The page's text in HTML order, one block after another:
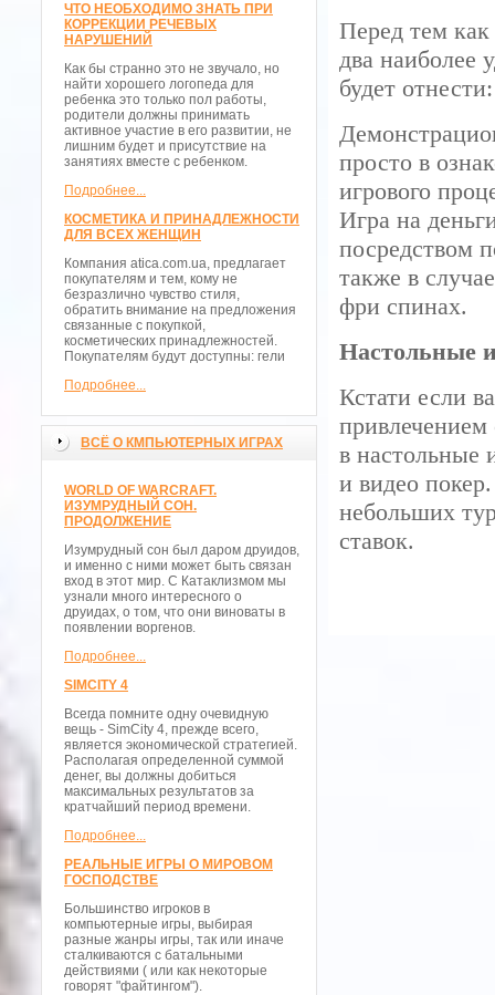
ЧТО НЕОБХОДИМО ЗНАТЬ ПРИ
КОРРЕКЦИИ РЕЧЕВЫХ
НАРУШЕНИЙ
Как бы странно это не звучало, но
найти хорошего логопеда для
ребенка это только пол работы,
родители должны принимать
активное участие в его развитии, не
лишним будет и присутствие на
занятиях вместе с ребенком.
Подробнее...
КОСМЕТИКА И ПРИНАДЛЕЖНОСТИ
ДЛЯ ВСЕХ ЖЕНЩИН
Компания atica.com.ua, предлагает
покупателям и тем, кому не
безразлично чувство стиля,
обратить внимание на предложения
связанные с покупкой,
косметических принадлежностей.
Покупателям будут доступны: гели
Подробнее...
ВСЁ О КМПЬЮТЕРНЫХ ИГРАХ
WORLD OF WARCRAFT.
ИЗУМРУДНЫЙ СОН.
ПРОДОЛЖЕНИЕ
Изумрудный сон был даром друидов,
и именно с ними может быть связан
вход в этот мир. С Катаклизмом мы
узнали много интересного о
друидах, о том, что они виноваты в
появлении воргенов.
Подробнее...
SIMCITY 4
Всегда помните одну очевидную
вещь - SimCity 4, прежде всего,
является экономической стратегией.
Располагая определенной суммой
денег, вы должны добиться
максимальных результатов за
кратчайший период времени.
Подробнее...
РЕАЛЬНЫЕ ИГРЫ О МИРОВОМ
ГОСПОДСТВЕ
Большинство игроков в
компьютерные игры, выбирая
разные жанры игры, так или иначе
сталкиваются с батальными
действиями ( или как некоторые
говорят "файтингом").
Перед тем как
два
будет отнести:
просто в
игрового
Игра на
посредством
также в
фри спинах.
Настольные
Кстати если
привлечением
в настольные
и видео
небольших
ставок.